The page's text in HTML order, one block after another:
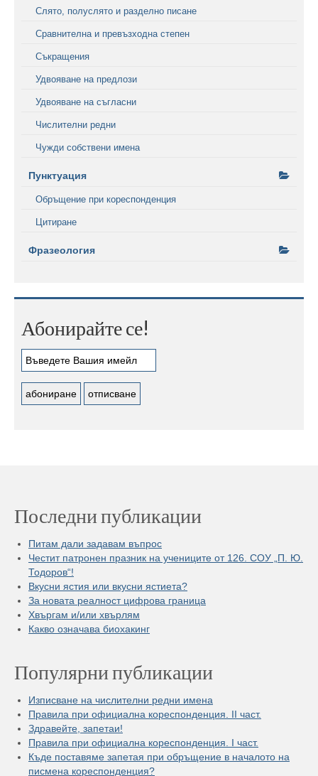
Слято, полуслято и разделно писане
Сравнителна и превъзходна степен
Съкращения
Удвояване на предлози
Удвояване на съгласни
Числителни редни
Чужди собствени имена
Пунктуация
Обръщение при кореспонденция
Цитиране
Фразеология
Абонирайте се!
Последни публикации
Питам дали задавам въпрос
Честит патронен празник на учениците от 126. СОУ „П. Ю.
Тодоров“!
Вкусни ястия или вкусни ястиета?
За новата реалност цифрова граница
Хвъргам и/или хвърлям
Какво означава биохакинг
Популярни публикации
Изписване на числителни редни имена
Правила при официална кореспонденция. II част.
Здравейте, запетаи!
Правила при официална кореспонденция. I част.
Къде поставяме запетая при обръщение в началото на
писмена кореспонденция?